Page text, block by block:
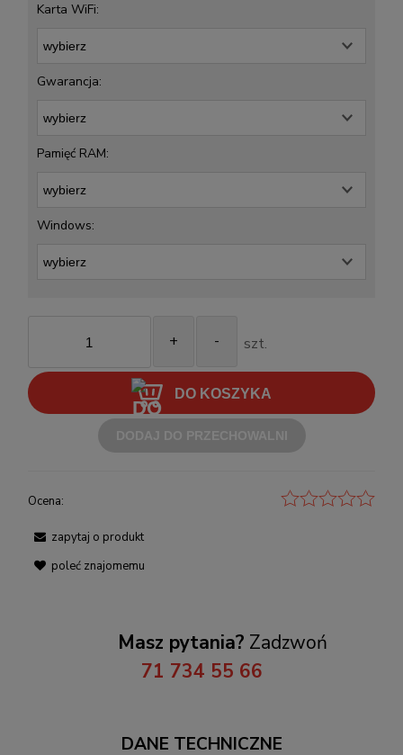
Karta WiFi:
Gwarancja:
Pamięć RAM:
Windows:
+ - szt.
DO KOSZYKA
Ocena:
zapytaj o produkt
poleć znajomemu
Masz pytania? Zadzwoń
71 734 55 66
DANE TECHNICZNE